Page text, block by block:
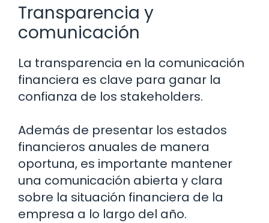
Transparencia y
comunicación
La transparencia en la comunicación
financiera es clave para ganar la
confianza de los stakeholders.
Además de presentar los estados
financieros anuales de manera
oportuna, es importante mantener
una comunicación abierta y clara
sobre la situación financiera de la
empresa a lo largo del año.